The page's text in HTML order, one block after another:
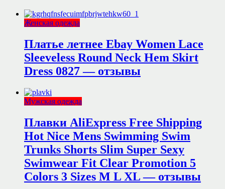
Женская одежда
Платье летнее Ebay Women Lace
Sleeveless Round Neck Hem Skirt
Dress 0827 — отзывы
Мужская одежда
Плавки AliExpress Free Shipping
Hot Nice Mens Swimming Swim
Trunks Shorts Slim Super Sexy
Swimwear Fit Clear Promotion 5
Colors 3 Sizes M L XL — отзывы